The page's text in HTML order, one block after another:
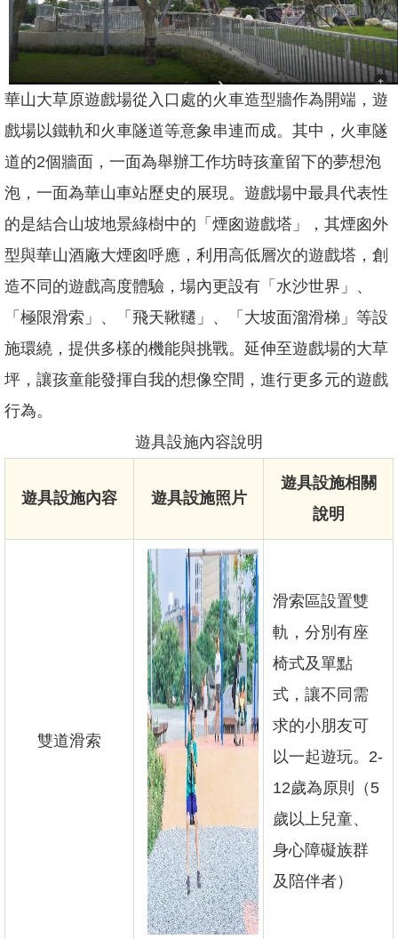
何
謂
「共
規
劃
中
的
戲
場
回
頁
網
站
覽
臺
府
北
華山大草原遊戲場從入口處的火車造型牆作為開端，遊
戲場以鐵軌和火車隧道等意象串連而成。其中，火車隧
道的2個牆面，一面為舉辦工作坊時孩童留下的夢想泡
泡，一面為華山車站歷史的展現。遊戲場中最具代表性
的是結合山坡地景綠樹中的「煙囪遊戲塔」，其煙囪外
型與華山酒廠大煙囪呼應，利用高低層次的遊戲塔，創
造不同的遊戲高度體驗，場內更設有「水沙世界」、
「極限滑索」、「飛天鞦韆」、「大坡面溜滑梯」等設
施環繞，提供多樣的機能與挑戰。延伸至遊戲場的大草
坪，讓孩童能發揮自我的想像空間，進行更多元的遊戲
行為。
遊具設施內容說明
遊具設施內容 遊具設施照片
遊具設施相關
說明
雙道滑索
滑索區設置雙
軌，分別有座
椅式及單點
式，讓不同需
求的小朋友可
以一起遊玩。2-
12歲為原則（5
歲以上兒童、
身心障礙族群
及陪伴者）